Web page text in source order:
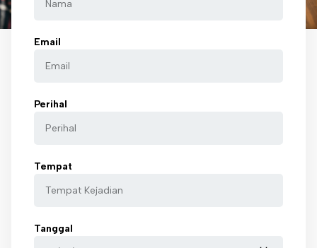
Email
Perihal
Tempat
Tanggal